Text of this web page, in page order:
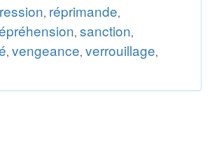
, réprimande,
, sanction,
, vengeance, verrouillage,